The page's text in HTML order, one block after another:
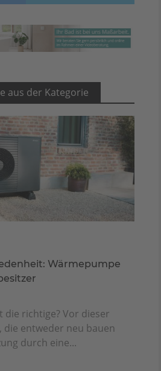
aus der Kategorie
Wärmepumpe
die richtige? Vor dieser
die entweder neu bauen
durch eine...